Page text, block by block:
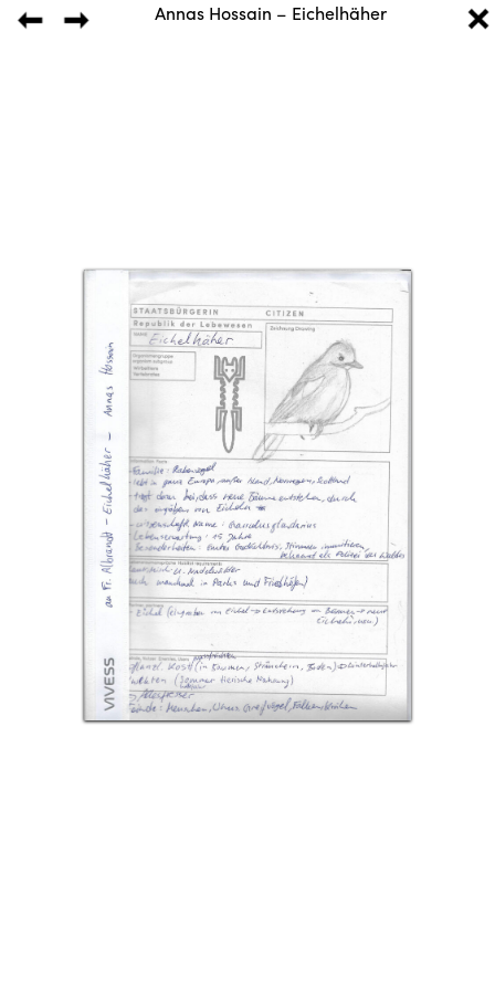
Annas Hossain – Eichelhäher